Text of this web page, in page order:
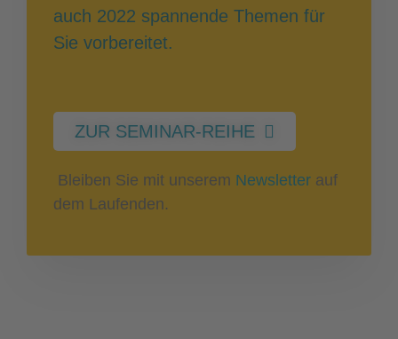
auch 2022 spannende Themen für
Sie vorbereitet.
ZUR SEMINAR-REIHE
Bleiben Sie mit unserem Newsletter auf
dem Laufenden.